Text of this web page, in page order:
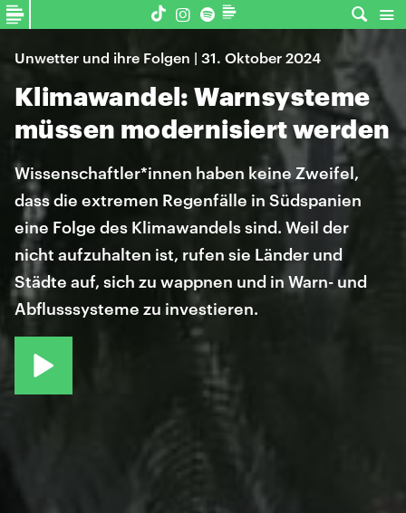
Unwetter und ihre Folgen | 31. Oktober 2024
Klimawandel: Warnsysteme
müssen modernisiert werden
Wissenschaftler*innen haben keine Zweifel,
dass die extremen Regenfälle in Südspanien
eine Folge des Klimawandels sind. Weil der
nicht aufzuhalten ist, rufen sie Länder und
Städte auf, sich zu wappnen und in Warn- und
Abflusssysteme zu investieren.